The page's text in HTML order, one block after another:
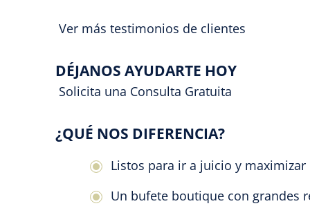
Ver más testimonios de clientes
DÉJANOS AYUDARTE HOY
Solicita una Consulta Gratuita
¿QUÉ NOS DIFERENCIA?
Listos para ir a juicio y
Un bufete boutique con grandes